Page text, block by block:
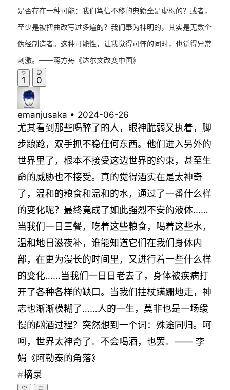
是否存在一种可能：我们笃信不移的典籍全是虚构的？或者，
至少是被扭曲改写过多遍的？我们奉为神明的，其实是无数个
伪经制造者。这种可能性，让我觉得可怖的同时，也觉得异常
刺激。——蒋方舟《达尔文改变中国》
1 0
emanjusaka • 2024-06-26
尤其看到那些喝醉了的人，眼神脆弱又执着，脚
步踉跄，双手抓不稳任何东西。他们进入另外的
世界里了，根本不接受这边世界的约束，甚至生
命的威胁也不接受。真的觉得酒实在是太神奇
了，温和的粮食和温和的水，通过了一番什么样
的变化呢？最终竟成了如此强烈不安的液体……
当我们一日三餐，吃着这些粮食，喝着这些水，
温和地日滋夜补，谁能知道它们在我们身体内
部，在更为漫长的时间里，又进行着一些什么样
的变化……当我们一日日老去了，身体被疾病打
开了各种各样的缺口。当我们拄杖蹒跚地走，神
志也渐渐模糊了……人的一生，莫非也是一场缓
慢的酗酒过程？突然想到一个词：殊途同归。呵
呵，世界太神奇了。不会喝酒，也罢。—— 李
娟《阿勒泰的角落》
摘录